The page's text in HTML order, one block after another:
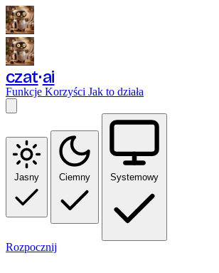
czat ai
Funkcje Korzyści Jak to działa
Jasny Ciemny Systemowy
Rozpocznij